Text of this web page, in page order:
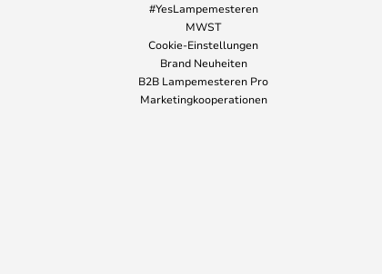
#YesLampemesteren
MWST
Cookie-Einstellungen
Brand Neuheiten
B2B Lampemesteren Pro
Marketingkooperationen